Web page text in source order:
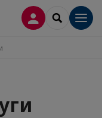
ВХОДSEARCH